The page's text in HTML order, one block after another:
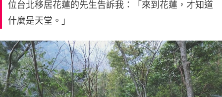
位台北移居花蓮的先生告訴我：「來到花蓮，才知道
什麼是天堂。」